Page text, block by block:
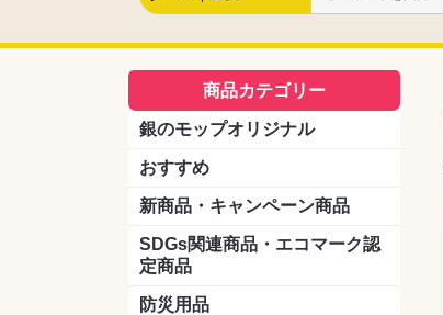
商品カテゴリー
銀のモップオリジナル
おすすめ
新商品・キャンペーン商品
キャンペーン商品
新製品
SDGs関連商品・エコマーク認
定商品
防災用品